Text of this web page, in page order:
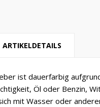
ARTIKELDETAILS
ist dauerfarbig
Öl oder Benzin,
mit Wasser oder